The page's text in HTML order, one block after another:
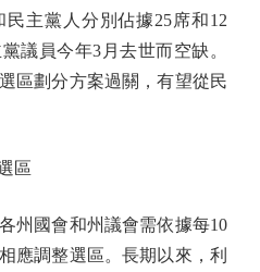
主黨人分別佔據25席和12
議員今年3月去世而空缺。
區劃分方案過關，有望從民
區
國會和州議會需依據每10
應調整選區。長期以來，利